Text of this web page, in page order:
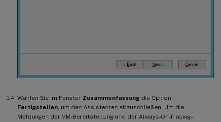
Wählen Sie im Fenster Zusammenfassung die Option
Fertigstellen , um den Assistenten abzuschließen. Um die
Meldungen der VM-Bereitstellung und der Always-On-Tracing-